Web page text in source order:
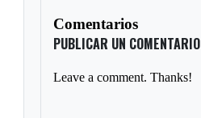
Comentarios
PUBLICAR UN COMENTARIO
Leave a comment. Thanks!